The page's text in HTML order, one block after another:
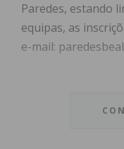
Paredes, estando
equipas, as
e-mail: